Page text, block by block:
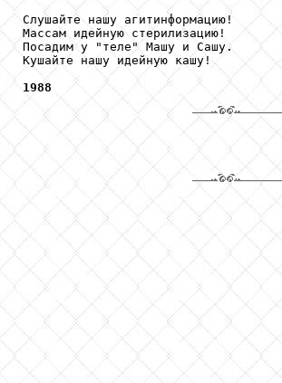
Слушайте нашу агитинформацию!
Массам идейную стерилизацию!
Посадим у "теле" Машу и Сашу.
Кушайте нашу идейную кашу!
1988